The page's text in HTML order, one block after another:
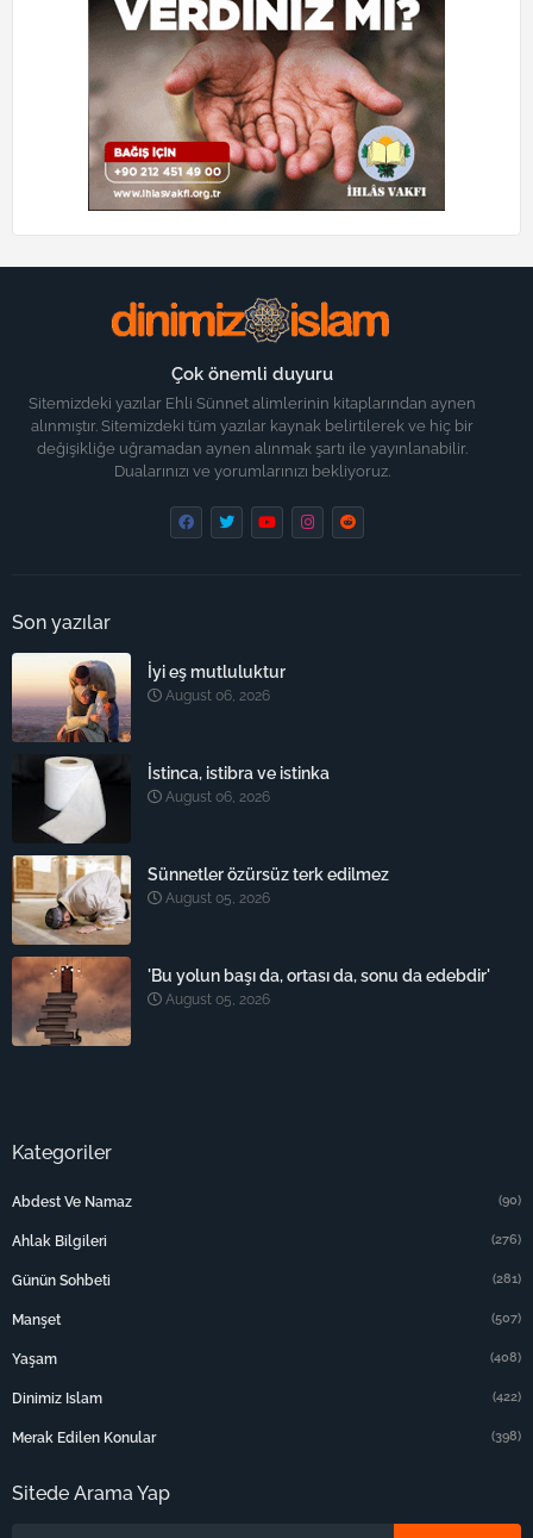
Çok önemli duyuru
Sitemizdeki yazılar Ehli Sünnet alimlerinin kitaplarından aynen
alınmıştır. Sitemizdeki tüm yazılar kaynak belirtilerek ve hiç bir
değişikliğe uğramadan aynen alınmak şartı ile yayınlanabilir.
Dualarınızı ve yorumlarınızı bekliyoruz.
Son yazılar
İyi eş mutluluktur
August 06, 2026
İstinca, istibra ve istinka
August 06, 2026
Sünnetler özürsüz terk edilmez
August 05, 2026
'Bu yolun başı da, ortası da, sonu da edebdir'
August 05, 2026
Kategoriler
Abdest Ve Namaz (90)
Ahlak Bilgileri (276)
Günün Sohbeti (281)
Manşet (507)
Yaşam (408)
Dinimiz Islam (422)
Merak Edilen Konular (398)
Sitede Arama Yap